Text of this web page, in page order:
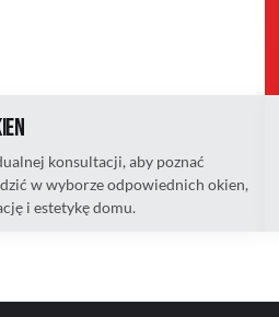
konsultacji, aby poznać
w wyborze odpowiednich okien,
i estetykę domu.